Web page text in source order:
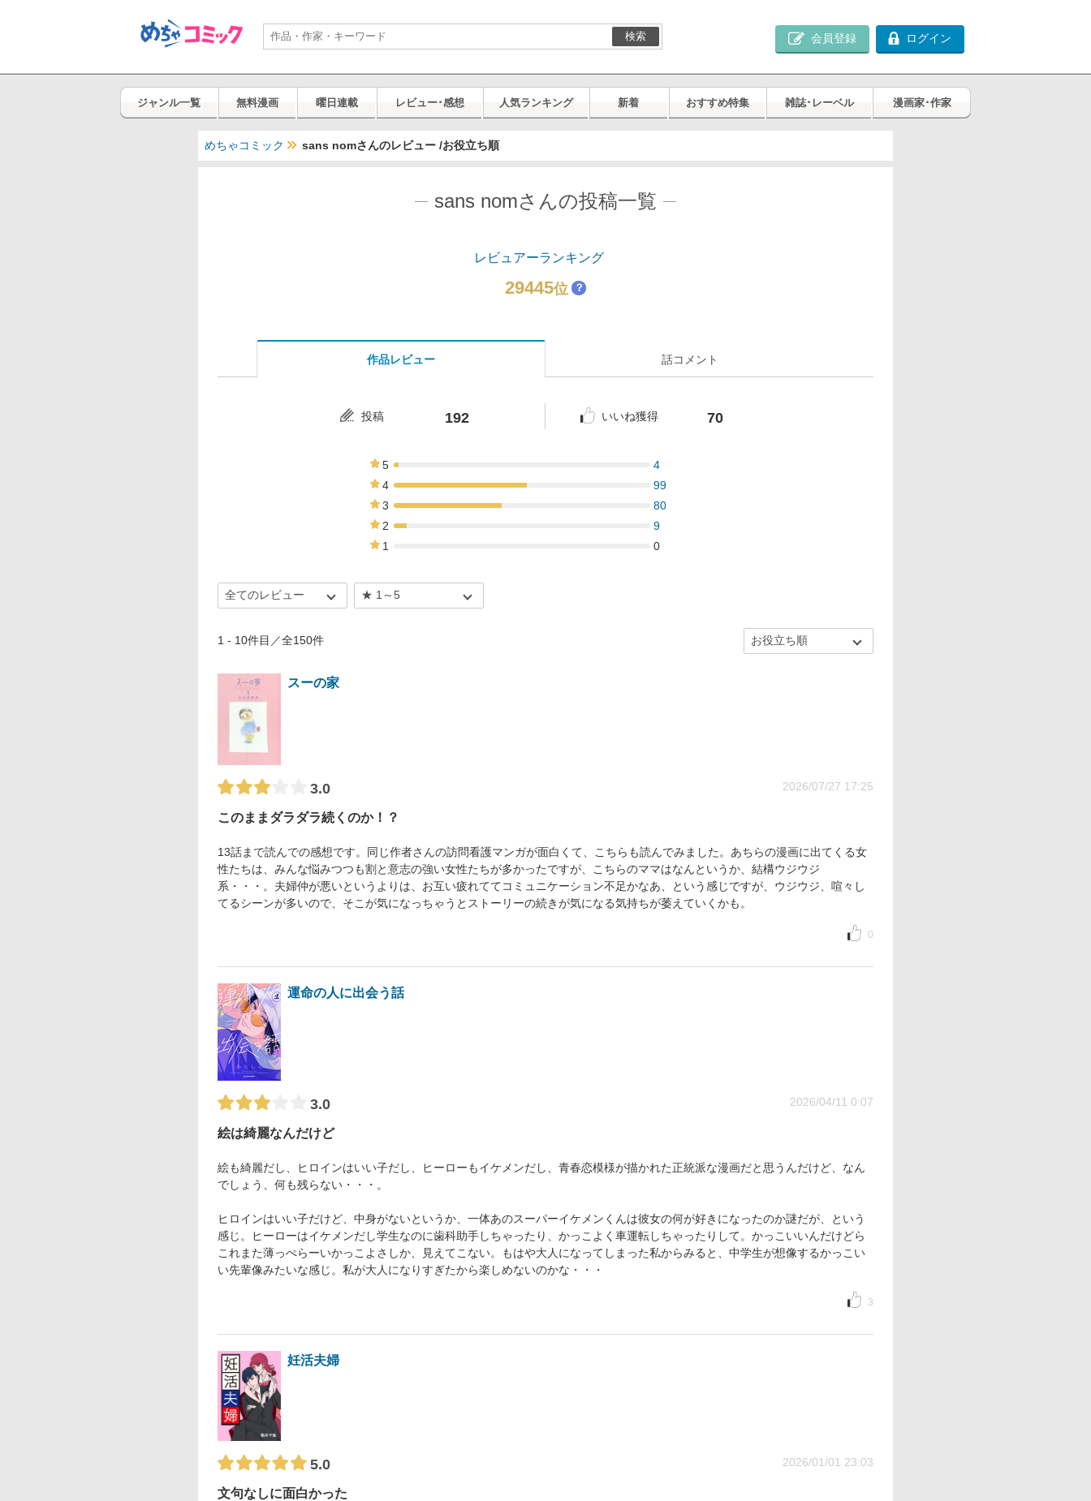
検索 会員登録 ログイン
ジャンル一覧 無料漫画 曜日連載 レビュー･感想 人気ランキング 新着 おすすめ特集 雑誌･レーベル 漫画家･作家
めちゃコミック sans nomさんのレビュー /お役立ち順
sans nomさんの投稿一覧
レビュアーランキング
29445位 ？
作品レビュー 話コメント
投稿 192 いいね獲得 70
5
4
4
99
3
80
2
9
1
0
1 - 10件目／全150件
スーの家
3.0 2026/07/27 17:25
このままダラダラ続くのか！？
13話まで読んでの感想です。同じ作者さんの訪問看護マンガが面白くて、こちらも読んでみました。あちらの漫画に出てくる女
性たちは、みんな悩みつつも割と意志の強い女性たちが多かったですが、こちらのママはなんというか、結構ウジウジ
系・・・。夫婦仲が悪いというよりは、お互い疲れててコミュニケーション不足かなあ、という感じですが、ウジウジ、喧々し
てるシーンが多いので、そこが気になっちゃうとストーリーの続きが気になる気持ちが萎えていくかも。
0
運命の人に出会う話
3.0 2026/04/11 0:07
絵は綺麗なんだけど
絵も綺麗だし、ヒロインはいい子だし、ヒーローもイケメンだし、青春恋模様が描かれた正統派な漫画だと思うんだけど、なん
でしょう、何も残らない・・・。
ヒロインはいい子だけど、中身がないというか、一体あのスーパーイケメンくんは彼女の何が好きになったのか謎だが、という
感じ。ヒーローはイケメンだし学生なのに歯科助手しちゃったり、かっこよく車運転しちゃったりして。かっこいいんだけどら
これまた薄っぺらーいかっこよさしか、見えてこない。もはや大人になってしまった私からみると、中学生が想像するかっこい
い先輩像みたいな感じ。私が大人になりすぎたから楽しめないのかな・・・
3
妊活夫婦
5.0 2026/01/01 23:03
文句なしに面白かった